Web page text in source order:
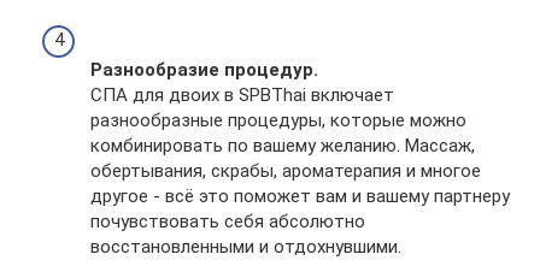
Разнообразие процедур.
СПА для двоих в SPBThai включает
разнообразные процедуры, которые можно
комбинировать по вашему желанию. Массаж,
обертывания, скрабы, ароматерапия и многое
другое - всё это поможет вам и вашему партнеру
почувствовать себя абсолютно
восстановленными и отдохнувшими.